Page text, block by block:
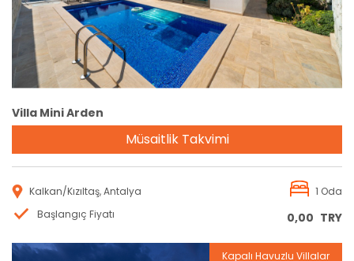
Villa Mini Arden
Müsaitlik Takvimi
Kalkan/Kızıltaş, Antalya
1 Oda
Başlangıç Fiyatı
0,00 TRY
Kapalı Havuzlu Villalar